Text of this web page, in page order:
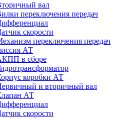
вал
переключения передач
скорости
переключения передач
АТ
в сборе
коробки АТ
и вторичный вал
АТ
скорости